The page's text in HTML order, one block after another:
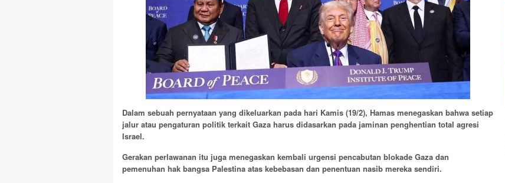
Dalam sebuah pernyataan yang dikeluarkan pada hari Kamis (19/2), Hamas menegaskan bahwa setiap
jalur atau pengaturan politik terkait Gaza harus didasarkan pada jaminan penghentian total agresi
Israel.
Gerakan perlawanan itu juga menegaskan kembali urgensi pencabutan blokade Gaza dan
pemenuhan hak bangsa Palestina atas kebebasan dan penentuan nasib mereka sendiri.